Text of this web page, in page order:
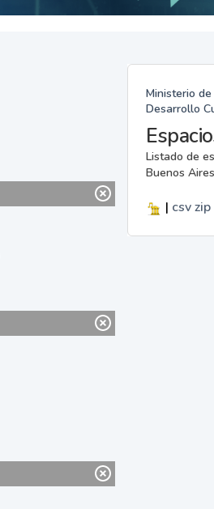
Ministerio
Desarrollo
Listado de
Buenos
| csvzip